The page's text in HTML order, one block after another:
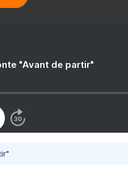
"Avant de partir"